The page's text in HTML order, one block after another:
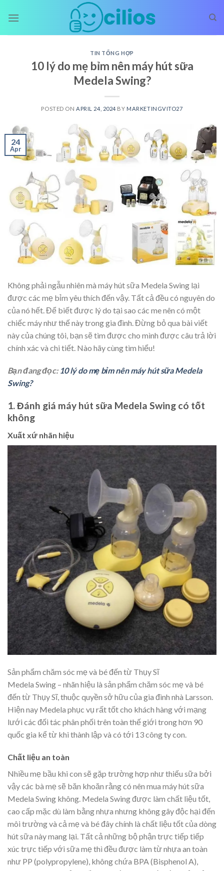
TIN TỔNG HỢP
10 lý do mẹ bỉm nên máy hút sữa
Medela Swing?
POSTED ON APRIL 24, 2024 BY MARKETINGVITO27
24
Apr
Không phải ngẫu nhiên mà máy hút sữa Medela Swing lại
được các mẹ bỉm yêu thích đến vậy. Tất cả đều có nguyên do
của nó hết. Để biết được lý do tại sao các me nên có một
chiếc máy như thế này trong gia đình. Đừng bỏ qua bài viết
này của chúng tôi, bạn sẽ tìm được cho mình được câu trả lời
chính xác và chi tiết. Nào hãy cùng tìm hiểu!
Bạn đang đọc: 10 lý do mẹ bỉm nên máy hút sữa Medela
Swing?
1. Đánh giá máy hút sữa Medela Swing có tốt
không
Xuất xứ nhãn hiệu
Sản phẩm chăm sóc mẹ và bé đến từ Thụy Sĩ
Medela Swing – nhãn hiệu là sản phẩm chăm sóc mẹ và bé
đến từ Thụy Sĩ, thuộc quyền sở hữu của gia đình nhà Larsson.
Hiện nay Medela phục vụ rất tốt cho khách hàng với mạng
lưới các đối tác phân phối trên toàn thế giới trong hơn 90
quốc gia kể từ khi thành lập và có tới 13 công ty con.
Chất liệu an toàn
Nhiều mẹ bầu khi con sẽ gặp trường hợp như thiếu sữa bởi
vậy các bà mẹ sẽ băn khoăn rằng có nên mua máy hút sữa
Medela Swing không. Medela Swing được làm chất liệu tốt,
cao cấp mặc dù làm bằng nhựa nhưng không gây độc hại đến
môi trường và cả mẹ và bé đây chính là chất liệu tốt của dòng
hút sữa này mang lại. Tất cả những bộ phận trực tiếp tiếp
xúc trực tiếp với sữa mẹ thì đều được làm từ nhựa an toàn
như PP (polypropylene), không chứa BPA (Bisphenol A),